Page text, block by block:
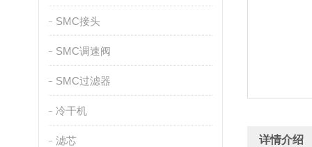
SMC接头
SMC调速阀
SMC过滤器
冷干机
滤芯 详情介绍